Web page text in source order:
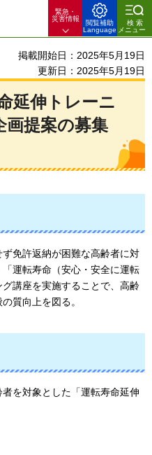
緊急・
災害情報
閲覧補助
Language
検索
メニュー
掲載開始日：2025年5月19日
更新日：2025年5月19日
延伸トレーニ
画提案の募集
免許返納が困難な高齢者に対
運転寿命（安心・安全に運転
講座を実施することで、高齢
質向上を図る。
を対象とした「運転寿命延伸